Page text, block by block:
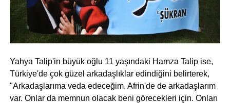
Yahya Talip'in büyük oğlu 11 yaşındaki Hamza Talip ise,
Türkiye'de çok güzel arkadaşlıklar edindiğini belirterek,
"Arkadaşlarıma veda edeceğim. Afrin'de de arkadaşlarım
var. Onlar da memnun olacak beni görecekleri için. Onları